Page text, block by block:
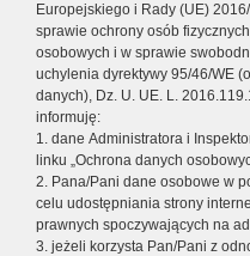
Europejskiego i Rady (UE)
sprawie ochrony osób
osobowych i w sprawie
uchylenia dyrektywy 95/46/WE
danych), Dz. U. UE. L.
informuję:
1. dane Administratora i
linku „Ochrona danych
2. Pana/Pani dane osobowe w
celu udostępniania strony
prawnych spoczywających na
3. jeżeli korzysta Pan/Pani z